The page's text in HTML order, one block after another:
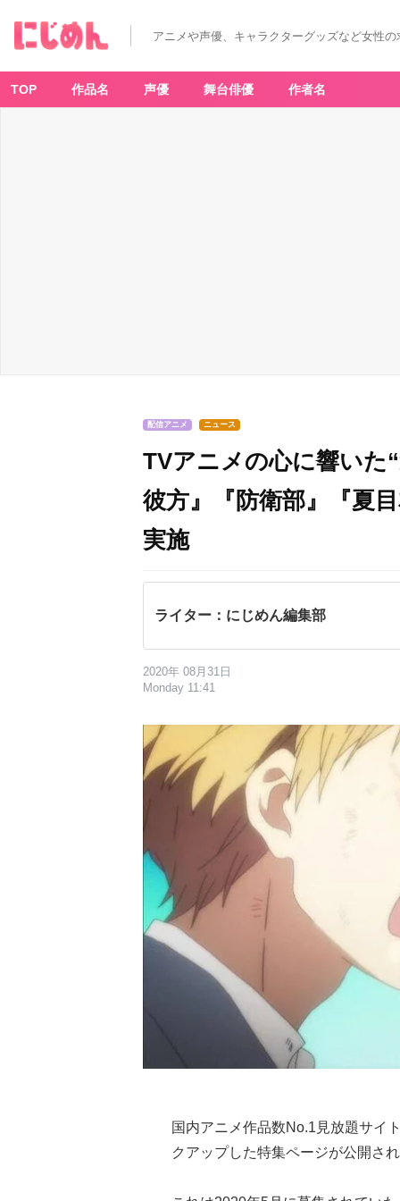
アニメや声優、キャラクターグッズなど女性
TOP 作品名 声優 舞台俳優 作者名
配信アニメ ニュース
TVアニメの心に響いた
彼方』『防衛部』『夏
実施
ライター：にじめん編集部
2020年 08月31日
Monday 11:41
国内アニメ作品数No.1見放題サイ
クアップした特集ページが公開さ